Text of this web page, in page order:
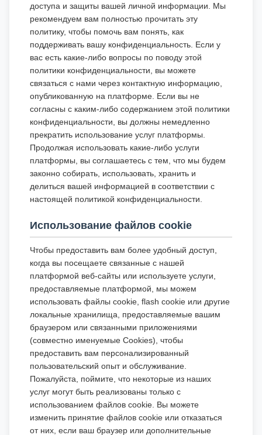
доступа и защиты вашей личной информации. Мы
рекомендуем вам полностью прочитать эту
политику, чтобы помочь вам понять, как
поддерживать вашу конфиденциальность. Если у
вас есть какие-либо вопросы по поводу этой
политики конфиденциальности, вы можете
связаться с нами через контактную информацию,
опубликованную на платформе. Если вы не
согласны с каким-либо содержанием этой политики
конфиденциальности, вы должны немедленно
прекратить использование услуг платформы.
Продолжая использовать какие-либо услуги
платформы, вы соглашаетесь с тем, что мы будем
законно собирать, использовать, хранить и
делиться вашей информацией в соответствии с
настоящей политикой конфиденциальности.
Использование файлов cookie
Чтобы предоставить вам более удобный доступ,
когда вы посещаете связанные с нашей
платформой веб-сайты или используете услуги,
предоставляемые платформой, мы можем
использовать файлы cookie, flash cookie или другие
локальные хранилища, предоставляемые вашим
браузером или связанными приложениями
(совместно именуемые Cookies), чтобы
предоставить вам персонализированный
пользовательский опыт и обслуживание.
Пожалуйста, поймите, что некоторые из наших
услуг могут быть реализованы только с
использованием файлов cookie. Вы можете
изменить принятие файлов cookie или отказаться
от них, если ваш браузер или дополнительные